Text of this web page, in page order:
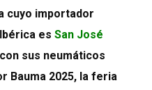
cuyo importador
es San José
sus neumáticos
Bauma 2025, la feria